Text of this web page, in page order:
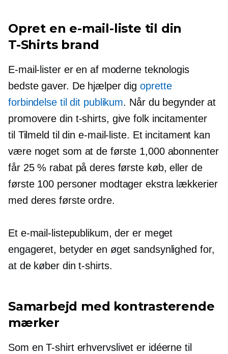
Opret en e-mail-liste til din
T-Shirtsbrand
E-mail-lister er en af ​​moderne teknologis
bedste gaver. De hjælper digoprette
forbindelse til dit publikum. Når du begynder at
promovere din t-shirts, give folk incitamenter
til Tilmeld til din e-mail-liste. Et incitament kan
være noget som at de første 1,000 abonnenter
får 25 % rabat på deres første køb, eller de
første 100 personer modtager ekstra lækkerier
med deres første ordre.
Et e-mail-listepublikum, der er meget
engageret, betyder en øget sandsynlighed for,
at de køber dint-shirts.
Samarbejd med kontrasterende
mærker
Som enT-shirterhvervslivet er idéerne til